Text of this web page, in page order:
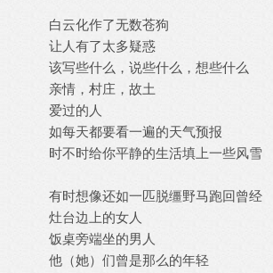
白云化作了无数苍狗
让人有了太多疑惑
该写些什么，说些什么，想些什么
亲情，村庄，故土
爱过的人
如每天都要看一遍的天气预报
时不时给你平静的生活填上一些风雪
有时想像还如一匹脱缰野马跑回曾经
灶台边上的女人
饭桌旁端坐的男人
他（她）们曾是那么的年轻